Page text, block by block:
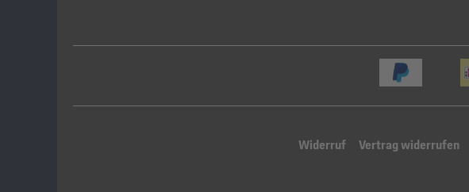
Widerruf Vertrag widerrufen